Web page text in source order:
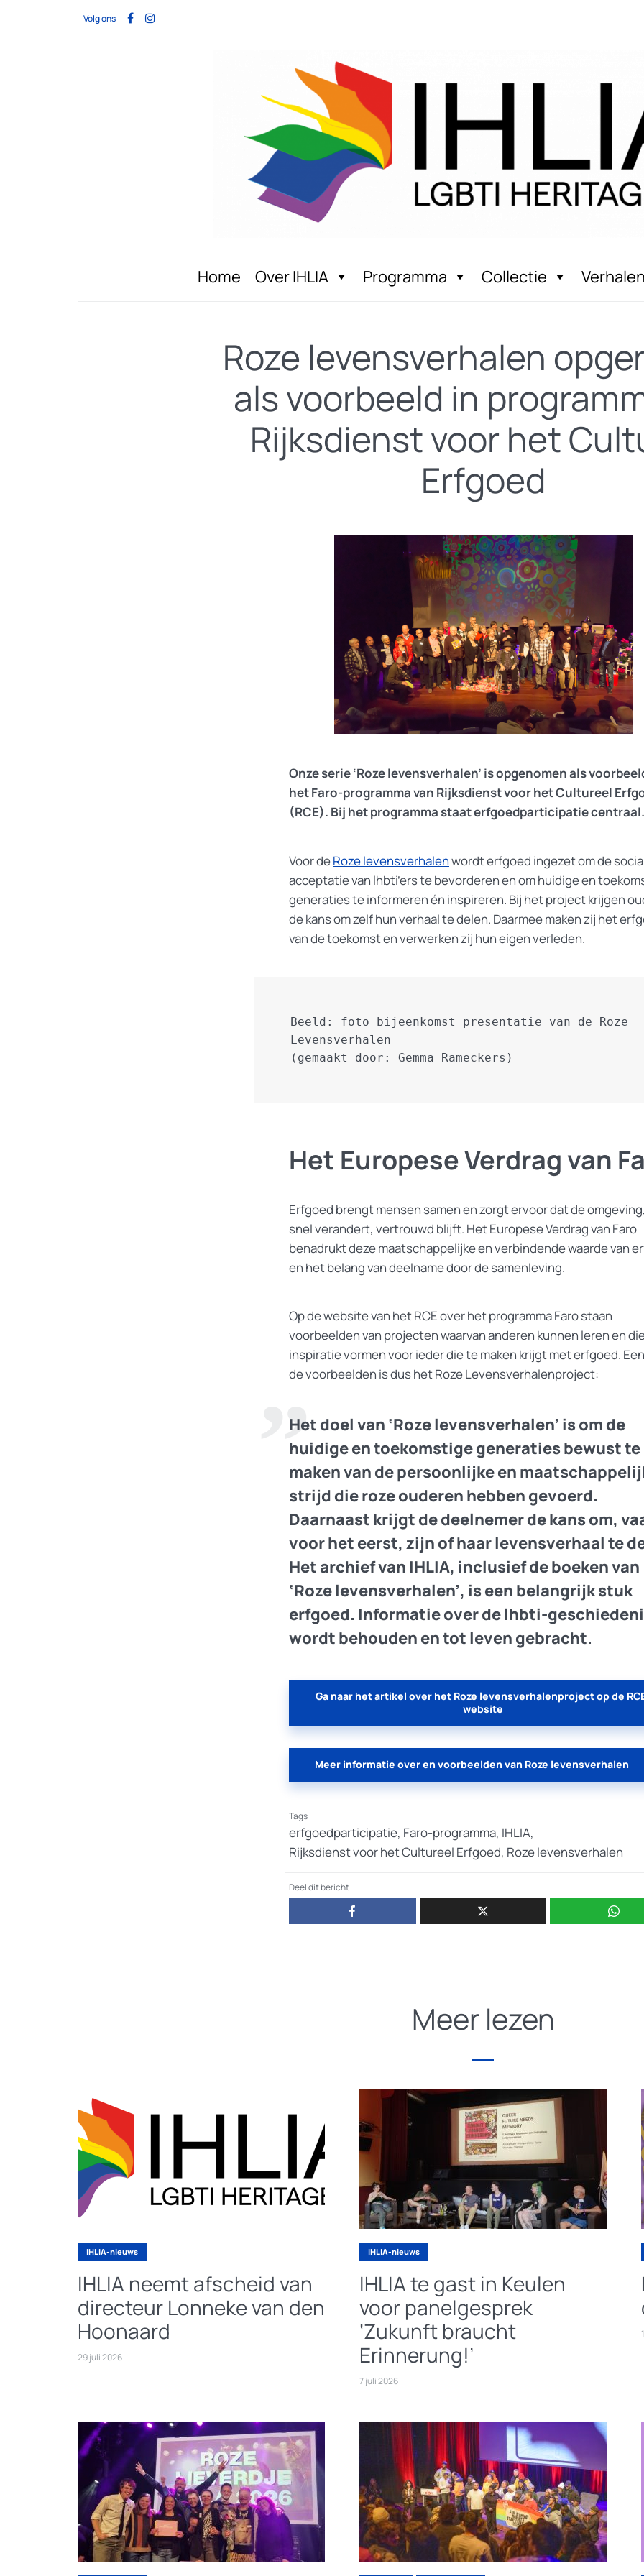
Volg ons
Home Over IHLIA Programma Collectie Verhalen
Roze levensverhalen
als voorbeeld in
Rijksdienst voor het
Erfgoed
Onze serie ‘Roze levensverhalen’ is opgenomen als
het Faro-programma van Rijksdienst voor het Cultureel
(RCE). Bij het programma staat erfgoedparticipatie centraal.
Voor deRoze levensverhalenwordt erfgoed ingezet om de
acceptatie van lhbti’ers te bevorderen en om huidige en
generaties te informeren én inspireren. Bij het project krijgen
de kans om zelf hun verhaal te delen. Daarmee maken zij het
van de toekomst en verwerken zij hun eigen verleden.
Beeld: foto bijeenkomst presentatie van de Roze
Levensverhalen
(gemaakt door: Gemma Rameckers)
Het Europese Verdrag van
Erfgoed brengt mensen samen en zorgt ervoor dat de
snel verandert, vertrouwd blijft. Het Europese Verdrag van Faro
benadrukt deze maatschappelijke en verbindende waarde van
en het belang van deelname door de samenleving.
Op de website van het RCE over het programma Faro staan
voorbeelden van projecten waarvan anderen kunnen leren en
inspiratie vormen voor ieder die te maken krijgt met erfgoed.
de voorbeelden is dus het Roze Levensverhalenproject:
Het doel van ‘Roze levensverhalen’ is om de
huidige en toekomstige generaties bewust te
maken van de persoonlijke en
strijd die roze ouderen hebben gevoerd.
Daarnaast krijgt de deelnemer de kans om,
voor het eerst, zijn of haar levensverhaal te
Het archief van IHLIA, inclusief de boeken van
‘Roze levensverhalen’, is een belangrijk stuk
erfgoed. Informatie over de lhbti-
wordt behouden en tot leven gebracht.
Ga naar het artikel over het Roze levensverhalenproject op de
website
Meer informatie over en voorbeelden van Roze levensverhalen
Tags
erfgoedparticipatie, Faro-programma, IHLIA,
Rijksdienst voor het Cultureel Erfgoed, Roze levensverhalen
Deel dit bericht
Meer lezen
IHLIA-nieuws
IHLIA neemt afscheid van
directeur Lonneke van den
Hoonaard
29 juli 2026
IHLIA-nieuws
IHLIA te gast in Keulen
voor panelgesprek
‘Zukunft braucht
Erinnerung!’
7 juli 2026